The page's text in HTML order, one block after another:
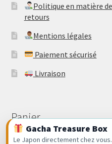
​Politique en matière
retours
Mentions légales
Paiement sécurisé
Livraison
Panier
Gacha Treasure Box
Le Japon directement chez vous.